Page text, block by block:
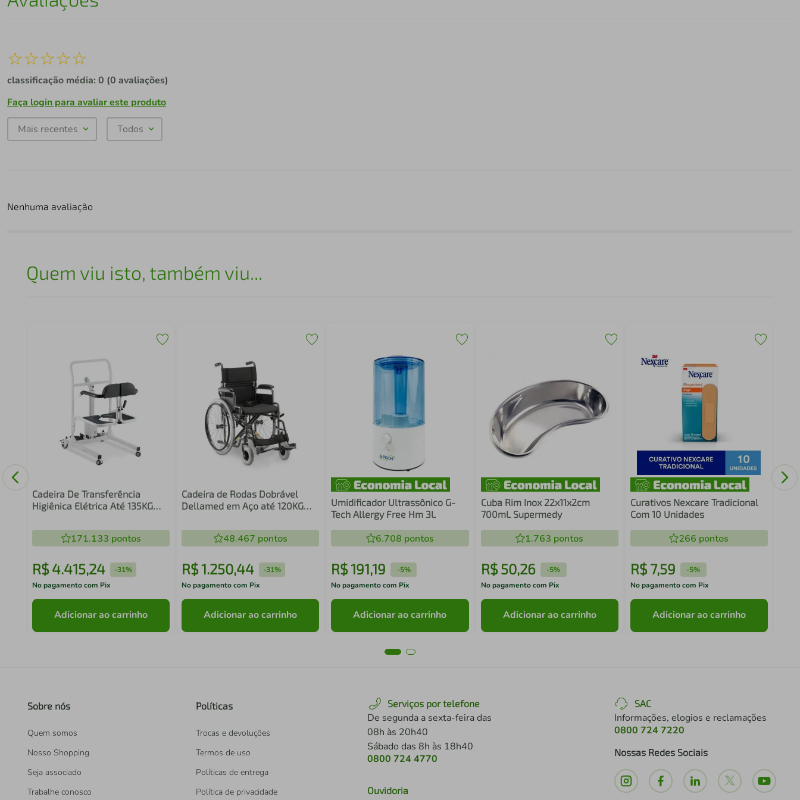
☆☆☆☆☆
classificação média: 0 (0 avaliações)
Faça login para avaliar este produto
Mais recentes Todos
Nenhuma avaliação
Quem viu isto, também viu...
Cadeira De Transferência
Higiênica Elétrica Até 135KG
171.133 pontos
R$ 4.415,24 -31%
No pagamento com Pix
Adicionar ao carrinho
Cadeira de Rodas Dobrável
Dellamed em Aço até 120KG
48.467 pontos
R$1.250,44 -31%
No pagamento com Pix
Adicionar ao carrinho
Umidificador Ultrassônico G-
Tech Allergy Free Hm 3L
6.708 pontos
R$191,19 -5%
No pagamento com Pix
Adicionar ao carrinho
Cuba Rim Inox 22x11x2cm
700mL Supermedy
1.763 pontos
R$ 50,26 -5%
No pagamento com Pix
Adicionar ao carrinho
Curativos Nexcare Tradicional
Com 10 Unidades
266 pontos
R$ 7,59 -5%
No pagamento com Pix
Adicionar ao carrinho
Sobre nós
Quem somos
Nosso Shopping
Seja associado
Trabalhe conosco
Políticas
Trocas e devoluções
Termos de uso
Políticas de entrega
Política de privacidade
Serviços por telefone
De segunda a sexta-feira das
08h às 20h40
Sábado das 8h às 18h40
0800 724 4770
Ouvidoria
SAC
Informações, elogios e reclamações
0800 724 7220
Nossas Redes Sociais